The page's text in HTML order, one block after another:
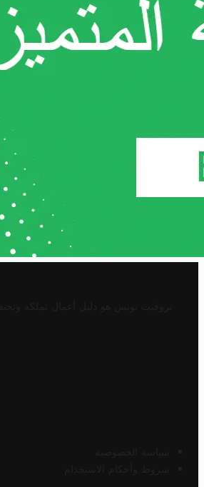
تروفيت تونس هو دليل أعمال تملكه
سياسة الخصوصية
شروط وأحكام الاستخدام